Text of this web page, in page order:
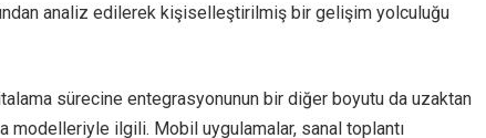
analiz edilerek kişiselleştirilmiş bir gelişim yolculuğu
sürecine entegrasyonunun bir diğer boyutu da uzaktan
modelleriyle ilgili. Mobil uygulamalar, sanal toplantı